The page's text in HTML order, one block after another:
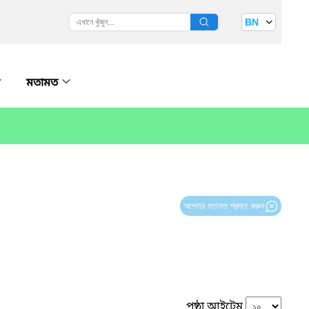
BN
মতামত
আপনার মতামত প্রদান করুন